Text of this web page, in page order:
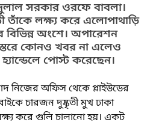
সরকার ওরফে বাবলা।
তাঁকে লক্ষ্য করে এলোপাথাড়ি
বিভিন্ন অংশে। অপারেশন
কোনও খবর না এলেও
পোস্ট করেছেন।
নিজের অফিস থেকে প্লাইউডের
চারজন দুষ্কৃতী মুখ ঢাকা
করে গুলি চালানো হয়। একট